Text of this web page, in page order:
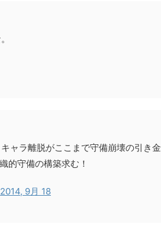
ャラ離脱がここまで守備崩壊の引き金
的守備の構築求む！
2014, 9月 18